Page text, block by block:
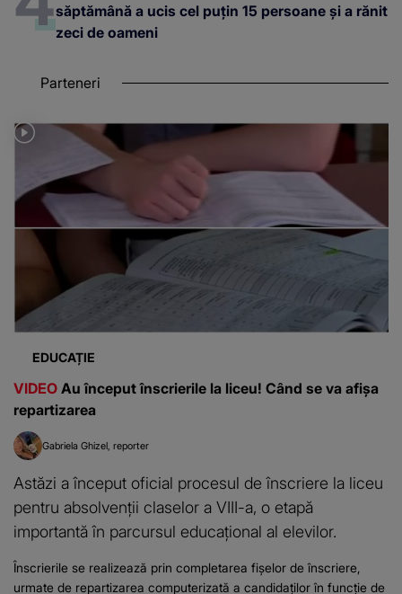
săptămână a ucis cel puțin 15 persoane și a rănit
zeci de oameni
Parteneri
EDUCAȚIE
VIDEO Au început înscrierile la liceu! Când se va afișa
repartizarea
Gabriela Ghizel reporter
Astăzi a început oficial procesul de înscriere la liceu
pentru absolvenții claselor a VIII-a, o etapă
importantă în parcursul educațional al elevilor.
Înscrierile se realizează prin completarea fișelor de înscriere,
urmate de repartizarea computerizată a candidaților în funcție de